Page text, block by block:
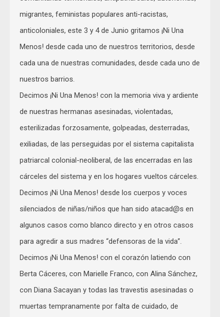
migrantes, feministas populares anti-racistas,
anticoloniales, este 3 y 4 de Junio gritamos ¡Ni Una
Menos! desde cada uno de nuestros territorios, desde
cada una de nuestras comunidades, desde cada uno de
nuestros barrios.
Decimos ¡Ni Una Menos! con la memoria viva y ardiente
de nuestras hermanas asesinadas, violentadas,
esterilizadas forzosamente, golpeadas, desterradas,
exiliadas, de las perseguidas por el sistema capitalista
patriarcal colonial-neoliberal, de las encerradas en las
cárceles del sistema y en los hogares vueltos cárceles.
Decimos ¡Ni Una Menos! desde los cuerpos y voces
silenciados de niñas/niños que han sido atacad@s en
algunos casos como blanco directo y en otros casos
para agredir a sus madres “defensoras de la vida”.
Decimos ¡Ni Una Menos! con el corazón latiendo con
Berta Cáceres, con Marielle Franco, con Alina Sánchez,
con Diana Sacayan y todas las travestis asesinadas o
muertas tempranamente por falta de cuidado, de